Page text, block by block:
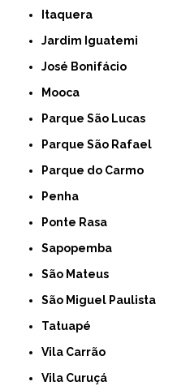
Itaquera
Jardim Iguatemi
José Bonifácio
Mooca
Parque São Lucas
Parque São Rafael
Parque do Carmo
Penha
Ponte Rasa
Sapopemba
São Mateus
São Miguel Paulista
Tatuapé
Vila Carrão
Vila Curuçá